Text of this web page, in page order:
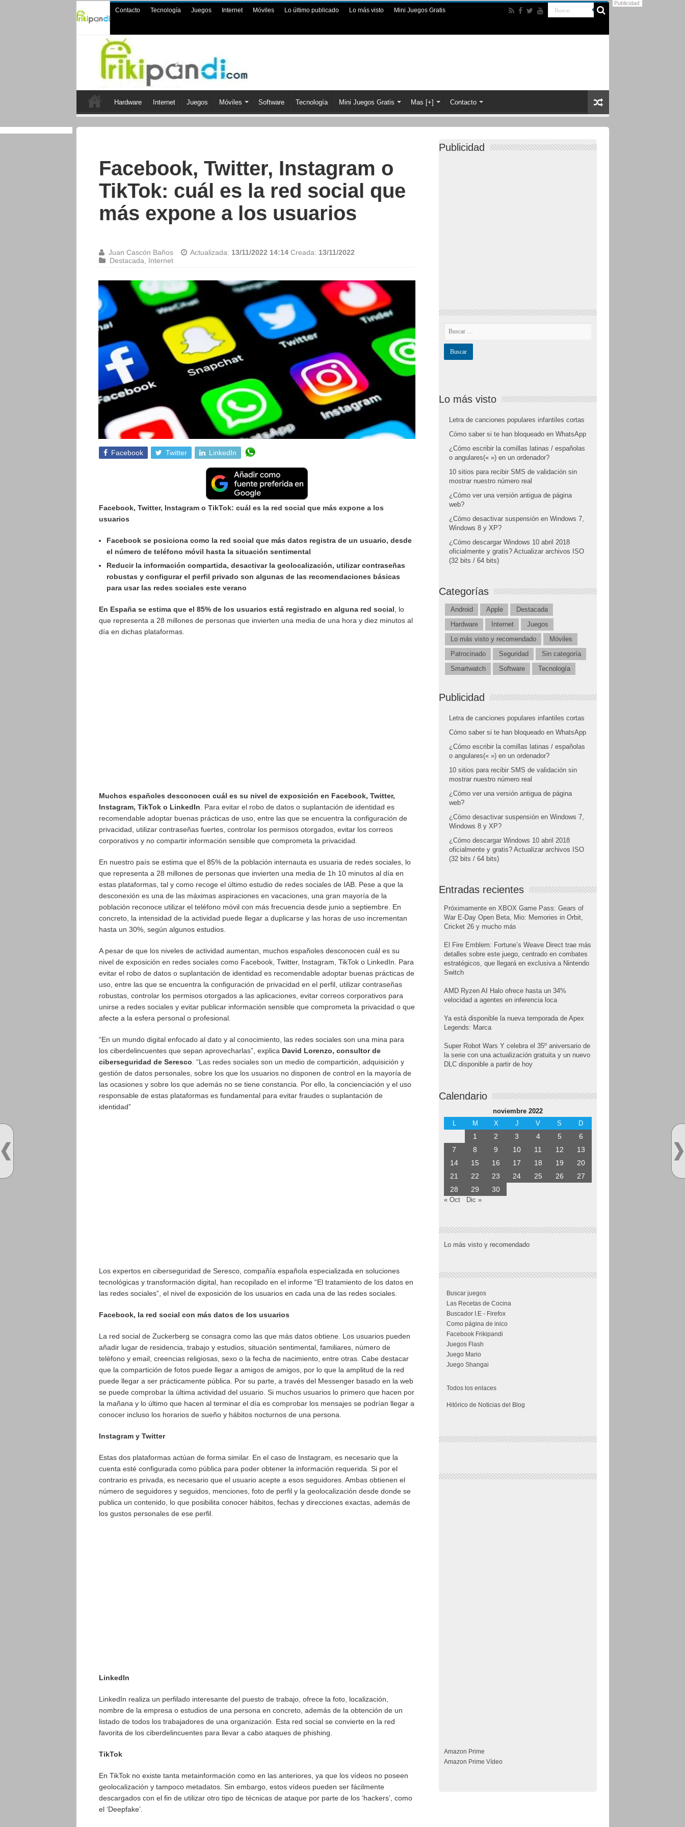
Contacto Tecnología Juegos Internet Móviles Lo último publicado Lo más visto Mini Juegos Gratis
Hardware Internet Juegos Móviles Software Tecnología Mini Juegos Gratis Mas [+] Contacto
Facebook, Twitter, Instagram o
TikTok: cuál es la red social que
más expone a los usuarios
Juan Cascón Baños Actualizada: 13/11/2022 14:14 Creada: 13/11/2022
Destacada
Internet
Facebook Twitter LinkedIn
Facebook, Twitter, Instagram o TikTok: cuál es la red social que más expone a los
usuarios
Facebook se posiciona como la red social que más datos registra de un usuario, desde
el número de teléfono móvil hasta la situación sentimental
Reducir la información compartida, desactivar la geolocalización, utilizar contraseñas
robustas y configurar el perfil privado son algunas de las recomendaciones básicas
para usar las redes sociales este verano
En España se estima que el 85% de los usuarios está registrado en alguna red social , lo
que representa a 28 millones de personas que invierten una media de una hora y diez minutos al
día en dichas plataformas.
Muchos españoles desconocen cuál es su nivel de exposición en Facebook, Twitter,
Instagram, TikTok o LinkedIn . Para evitar el robo de datos o suplantación de identidad es
recomendable adoptar buenas prácticas de uso, entre las que se encuentra la configuración de
privacidad, utilizar contraseñas fuertes, controlar los permisos otorgados, evitar los correos
corporativos y no compartir información sensible que comprometa la privacidad.
En nuestro país se estima que el 85% de la población internauta es usuaria de redes sociales, lo
que representa a 28 millones de personas que invierten una media de 1h 10 minutos al día en
estas plataformas, tal y como recoge el último estudio de redes sociales de IAB. Pese a que la
desconexión es una de las máximas aspiraciones en vacaciones, una gran mayoría de la
población reconoce utilizar el teléfono móvil con más frecuencia desde junio a septiembre. En
concreto, la intensidad de la actividad puede llegar a duplicarse y las horas de uso incrementan
hasta un 30%, según algunos estudios.
A pesar de que los niveles de actividad aumentan, muchos españoles desconocen cuál es su
nivel de exposición en redes sociales como Facebook, Twitter, Instagram, TikTok o LinkedIn. Para
evitar el robo de datos o suplantación de identidad es recomendable adoptar buenas prácticas de
uso, entre las que se encuentra la configuración de privacidad en el perfil, utilizar contraseñas
robustas, controlar los permisos otorgados a las aplicaciones, evitar correos corporativos para
unirse a redes sociales y evitar publicar información sensible que comprometa la privacidad o que
afecte a la esfera personal o profesional.
“En un mundo digital enfocado al dato y al conocimiento, las redes sociales son una mina para
los ciberdelincuentes que sepan aprovecharlas”, explica David Lorenzo, consultor de
ciberseguridad de Seresco . “Las redes sociales son un medio de compartición, adquisición y
gestión de datos personales, sobre los que los usuarios no disponen de control en la mayoría de
las ocasiones y sobre los que además no se tiene constancia. Por ello, la concienciación y el uso
responsable de estas plataformas es fundamental para evitar fraudes o suplantación de
identidad”
Los expertos en ciberseguridad de Seresco, compañía española especializada en soluciones
tecnológicas y transformación digital, han recopilado en el informe “El tratamiento de los datos en
las redes sociales”, el nivel de exposición de los usuarios en cada una de las redes sociales.
Facebook, la red social con más datos de los usuarios
La red social de Zuckerberg se consagra como las que más datos obtiene. Los usuarios pueden
añadir lugar de residencia, trabajo y estudios, situación sentimental, familiares, número de
teléfono y email, creencias religiosas, sexo o la fecha de nacimiento, entre otras. Cabe destacar
que la compartición de fotos puede llegar a amigos de amigos, por lo que la amplitud de la red
puede llegar a ser prácticamente pública. Por su parte, a través del Messenger basado en la web
se puede comprobar la última actividad del usuario. Si muchos usuarios lo primero que hacen por
la mañana y lo último que hacen al terminar el día es comprobar los mensajes se podrían llegar a
conocer incluso los horarios de sueño y hábitos nocturnos de una persona.
Instagram y Twitter
Estas dos plataformas actúan de forma similar. En el caso de Instagram, es necesario que la
cuenta esté configurada como pública para poder obtener la información requerida. Si por el
contrario es privada, es necesario que el usuario acepte a esos seguidores. Ambas obtienen el
número de seguidores y seguidos, menciones, foto de perfil y la geolocalización desde donde se
publica un contenido, lo que posibilita conocer hábitos, fechas y direcciones exactas, además de
los gustos personales de ese perfil.
LinkedIn
LinkedIn realiza un perfilado interesante del puesto de trabajo, ofrece la foto, localización,
nombre de la empresa o estudios de una persona en concreto, además de la obtención de un
listado de todos los trabajadores de una organización. Esta red social se convierte en la red
favorita de los ciberdelincuentes para llevar a cabo ataques de phishing.
TikTok
En TikTok no existe tanta metainformación como en las anteriores, ya que los vídeos no poseen
geolocalización y tampoco metadatos. Sin embargo, estos vídeos pueden ser fácilmente
descargados con el fin de utilizar otro tipo de técnicas de ataque por parte de los ‘hackers’, como
el ‘Deepfake’.
Publicidad
Lo más visto
Letra de canciones populares infantiles cortas
Cómo saber si te han bloqueado en WhatsApp
¿Cómo escribir la comillas latinas / españolas
o angulares(« ») en un ordenador?
10 sitios para recibir SMS de validación sin
mostrar nuestro número real
¿Cómo ver una versión antigua de página
web?
¿Cómo desactivar suspensión en Windows 7,
Windows 8 y XP?
¿Cómo descargar Windows 10 abril 2018
oficialmente y gratis? Actualizar archivos ISO
(32 bits / 64 bits)
Categorías
Android Apple
Destacada
Hardware
Internet
Juegos
Lo más visto y recomendado
Móviles
Patrocinado
Seguridad
Sin categoría
Smartwatch
Software Tecnología
Publicidad
Letra de canciones populares infantiles cortas
Cómo saber si te han bloqueado en WhatsApp
¿Cómo escribir la comillas latinas / españolas
o angulares(« ») en un ordenador?
10 sitios para recibir SMS de validación sin
mostrar nuestro número real
¿Cómo ver una versión antigua de página
web?
¿Cómo desactivar suspensión en Windows 7,
Windows 8 y XP?
¿Cómo descargar Windows 10 abril 2018
oficialmente y gratis? Actualizar archivos ISO
(32 bits / 64 bits)
Entradas recientes
Próximamente en XBOX Game Pass: Gears of
War E-Day Open Beta, Mio: Memories in Orbit,
Cricket 26 y mucho más
El Fire Emblem: Fortune’s Weave Direct trae más
detalles sobre este juego, centrado en combates
estratégicos, que llegará en exclusiva a Nintendo
Switch
AMD Ryzen AI Halo ofrece hasta un 34%
velocidad a agentes en inferencia loca
Ya está disponible la nueva temporada de Apex
Legends: Marca
Super Robot Wars Y celebra el 35º aniversario de
la serie con una actualización gratuita y un nuevo
DLC disponible a partir de hoy
Calendario
noviembre 2022
L
M X J V S D
1 2 3 4 5
6
7
8 9 10 11 12
13
14
15 16 17 18 19
20
21
22 23 24 25 26
27
28
29 30
« Oct Dic »
Lo más visto y recomendado
Buscar juegos
Las Recetas de Cocina
Buscador I.E - Firefox
Como página de inico
Facebook Frikipandi
Juegos Flash
Juego Mario
Juego Shangai
Todos los enlaces
Hitórico de Noticias del Blog
Publicidad:
Amazon Prime
Amazon Prime Vídeo